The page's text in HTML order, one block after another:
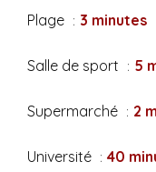
Plage 3 minutes
Salle de sport 5
Supermarché 2
Université 40